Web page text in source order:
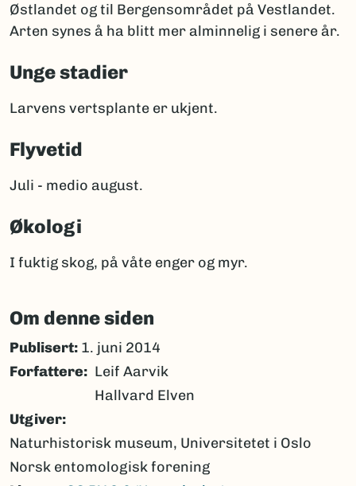
Østlandet og til Bergensområdet på Vestlandet.
Arten synes å ha blitt mer alminnelig i senere år.
Unge stadier
Larvens vertsplante er ukjent.
Flyvetid
Juli - medio august.
Økologi
I fuktig skog, på våte enger og myr.
Om denne siden
Publisert: 1. juni 2014
Forfattere
Leif Aarvik
Hallvard Elven
Utgiver
Naturhistorisk museum, Universitetet i Oslo
Norsk entomologisk forening